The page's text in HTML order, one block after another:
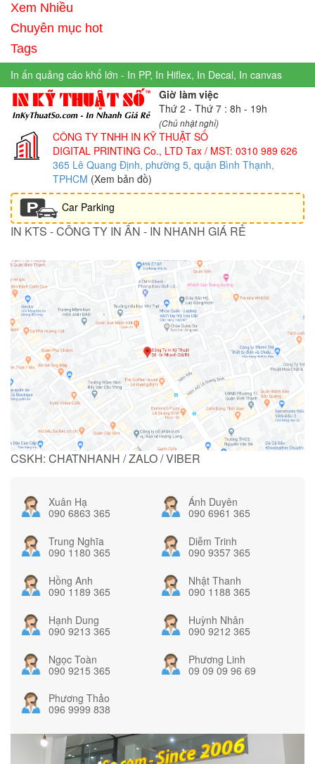
Xem Nhiều
Chuyên mục hot
Tags
In ấn quảng cáo khổ lớn - In PP, In Hiflex, In Decal, In canvas
Giờ làm việc
Thứ 2 - Thứ 7 : 8h - 19h
(Chủ nhật nghỉ)
CÔNG TY TNHH IN KỸ THUẬT SỐ
DIGITAL PRINTING Co., LTD Tax / MST: 0310 989 626
365 Lê Quang Định, phường 5, quận Bình Thạnh,
TPHCM (Xem bản đồ)
Car Parking
IN KTS - CÔNG TY IN ẤN - IN NHANH GIÁ RẺ
CSKH: CHATNHANH / ZALO / VIBER
Xuân Hạ
090 6863 365
Ánh Duyên
090 6961 365
Trung Nghĩa
090 1180 365
Diễm Trinh
090 9357 365
Hồng Anh
090 1189 365
Nhật Thanh
090 1188 365
Hạnh Dung
090 9213 365
Huỳnh Nhân
090 9212 365
Ngọc Toàn
090 9215 365
Phương Linh
09 09 09 96 69
Phương Thảo
096 9999 838